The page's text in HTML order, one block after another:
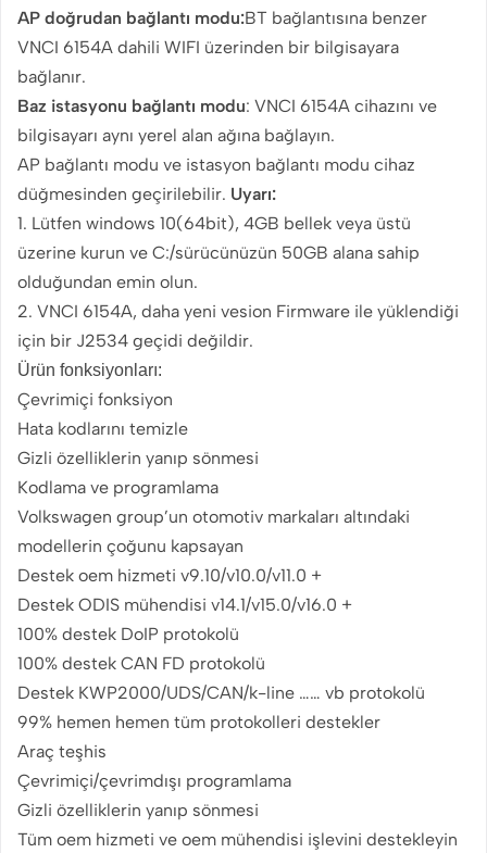
AP doğrudan bağlantı modu:BT bağlantısına benzer
VNCI 6154A dahili WIFI üzerinden bir bilgisayara
bağlanır.
Baz istasyonu bağlantı modu: VNCI 6154A cihazını ve
bilgisayarı aynı yerel alan ağına bağlayın.
AP bağlantı modu ve istasyon bağlantı modu cihaz
düğmesinden geçirilebilir. Uyarı:
1. Lütfen windows 10(64bit), 4GB bellek veya üstü
üzerine kurun ve C:/sürücünüzün 50GB alana sahip
olduğundan emin olun.
2. VNCI 6154A, daha yeni vesion Firmware ile yüklendiği
için bir J2534 geçidi değildir.
Ürün fonksiyonları:
Çevrimiçi fonksiyon
Hata kodlarını temizle
Gizli özelliklerin yanıp sönmesi
Kodlama ve programlama
Volkswagen group’un otomotiv markaları altındaki
modellerin çoğunu kapsayan
Destek oem hizmeti v9.10/v10.0/v11.0 +
Destek ODIS mühendisi v14.1/v15.0/v16.0 +
100% destek DoIP protokolü
100% destek CAN FD protokolü
Destek KWP2000/UDS/CAN/k-line …… vb protokolü
99% hemen hemen tüm protokolleri destekler
Araç teşhis
Çevrimiçi/çevrimdışı programlama
Gizli özelliklerin yanıp sönmesi
Tüm oem hizmeti ve oem mühendisi işlevini destekleyin